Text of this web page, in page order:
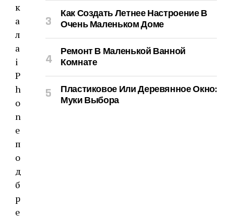
к
а
л
а
i
P
h
o
n
e
п
о
д
б
р
е
Как Создать Летнее Настроение В
Очень Маленьком Доме
Ремонт В Маленькой Ванной
Комнате
Пластиковое Или Деревянное Окно:
Муки Выбора